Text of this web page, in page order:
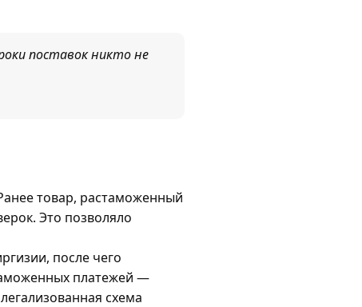
поставок никто не
товар, растаможенный
Это позволяло
после чего
платежей —
схема